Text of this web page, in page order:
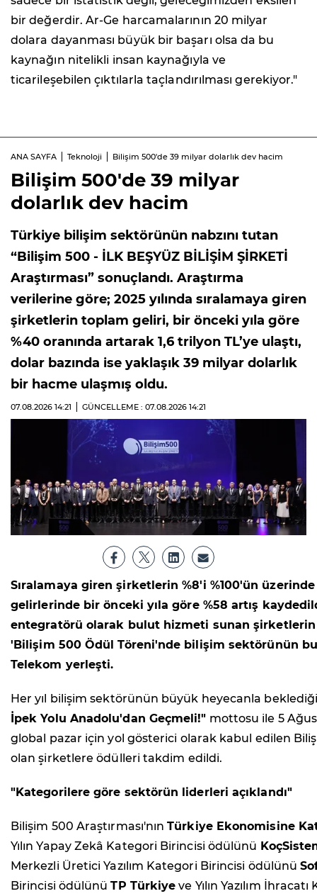
bir değerdir. Ar-Ge harcamalarının 20 milyar
dolara dayanması büyük bir başarı olsa da bu
kaynağın nitelikli insan kaynağıyla ve
ticarileşebilen çıktılarla taçlandırılması gerekiyor."
ANA SAYFA Teknoloji Bilişim 500'de 39 milyar dolarlık dev hacim
Bilişim 500'de 39 milyar
dolarlık dev hacim
Türkiye bilişim sektörünün nabzını tutan
“Bilişim 500 - İLK BEŞYÜZ BİLİŞİM ŞİRKETİ
Araştırması” sonuçlandı. Araştırma
verilerine göre; 2025 yılında sıralamaya giren
şirketlerin toplam geliri, bir önceki yıla göre
%40 oranında artarak 1,6 trilyon TL’ye ulaştı,
dolar bazında ise yaklaşık 39 milyar dolarlık
bir hacme ulaşmış oldu.
07.08.2026 14:21 GÜNCELLEME : 07.08.2026 14:21
Sıralamaya giren şirketlerin %8'i %100'ün
gelirlerinde bir önceki yıla göre %58 artış
entegratörü olarak bulut hizmeti sunan şirketlerin
'Bilişim 500 Ödül Töreni'nde bilişim sektörünün
Telekom yerleşti.
Her yıl bilişim sektörünün büyük heyecanla
İpek Yolu Anadolu'dan Geçmeli!" mottosu ile 5
global pazar için yol gösterici olarak kabul edilen
olan şirketlere ödülleri takdim edildi.
"Kategorilere göre sektörün liderleri açıklandı"
Bilişim 500 Araştırması'nınTürkiye Ekonomisine
Yılın Yapay Zekâ Kategori Birincisi ödülünü
Merkezli Üretici Yazılım Kategori Birincisi ödülünü
Birincisi ödülünüTP Türkiye ve Yılın Yazılım